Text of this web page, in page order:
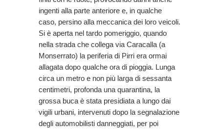
ingenti alla parte anteriore e, in qualche
caso, persino alla meccanica dei loro veicoli.
Si è aperta nel tardo pomeriggio, quando
nella strada che collega via Caracalla (a
Monserrato) la periferia di Pirri era ormai
allagata dopo qualche ora di pioggia. Lunga
circa un metro e non più larga di sessanta
centimetri, profonda una quarantina, la
grossa buca è stata presidiata a lungo dai
vigili urbani, intervenuti dopo la segnalazione
degli automobilisti danneggiati, per poi